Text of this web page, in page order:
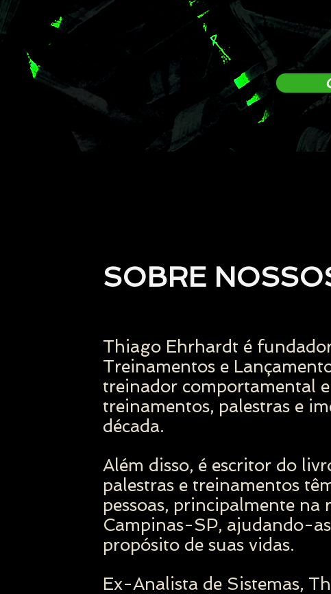
SOBRE
Thiago Ehrhardt é
Treinamentos e
treinador comportamental
treinamentos, palestras e
década.
Além disso, é escritor do
palestras e treinamentos
pessoas, principalmente
Campinas-SP, ajudando-
propósito de suas vidas.
Ex-Analista de Sistemas,